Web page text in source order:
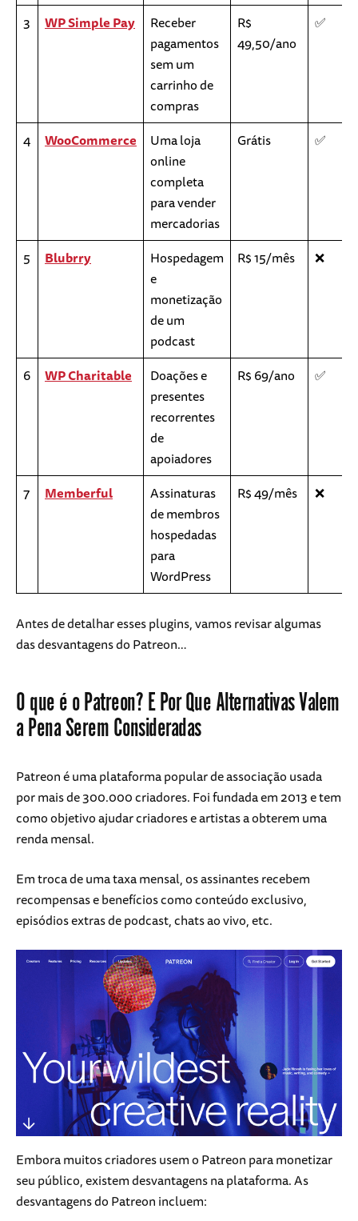
3 WP Simple Pay
Receber
pagamentos
sem um
carrinho de
compras
R$
49,50/ano
✅
4 WooCommerce
Uma loja
online
completa
para vender
mercadorias
Grátis ✅
5 Blubrry
Hospedagem
e
monetização
de um
podcast
R$ 15/mês ❌
6 WP Charitable
Doações e
presentes
recorrentes
de
apoiadores
R$ 69/ano ✅
7 Memberful
Assinaturas
de membros
hospedadas
para
WordPress
R$ 49/mês ❌
Antes de detalhar esses plugins, vamos revisar algumas
das desvantagens do Patreon…
O que é o Patreon? E Por Que Alternativas Valem
a Pena Serem Consideradas
Patreon é uma plataforma popular de associação usada
por mais de 300.000 criadores. Foi fundada em 2013 e tem
como objetivo ajudar criadores e artistas a obterem uma
renda mensal.
Em troca de uma taxa mensal, os assinantes recebem
recompensas e benefícios como conteúdo exclusivo,
episódios extras de podcast, chats ao vivo, etc.
Embora muitos criadores usem o Patreon para monetizar
seu público, existem desvantagens na plataforma. As
desvantagens do Patreon incluem: